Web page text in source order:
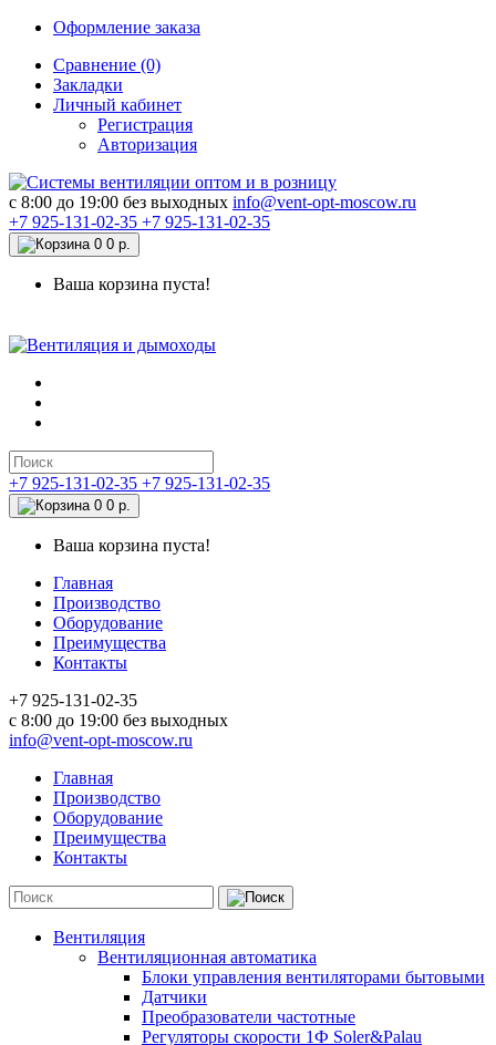
Оформление заказа
Сравнение (0)
Закладки
Личный кабинет
Регистрация
Авторизация
c 8:00 до 19:00 без выходных info@vent-opt-moscow.ru
+7 925-131-02-35 +7 925-131-02-35
0 0 р.
Ваша корзина пуста!
+7 925-131-02-35 +7 925-131-02-35
0 0 р.
Ваша корзина пуста!
Главная
Производство
Оборудование
Преимущества
Контакты
+7 925-131-02-35
c 8:00 до 19:00 без выходных
info@vent-opt-moscow.ru
Главная
Производство
Оборудование
Преимущества
Контакты
Вентиляция
Вентиляционная автоматика
Блоки управления вентиляторами бытовыми
Датчики
Преобразователи частотные
Регуляторы скорости 1Ф Soler&Palau